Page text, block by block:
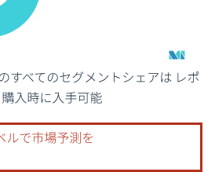
利用にはCC BY 4.0の表示が必要です。